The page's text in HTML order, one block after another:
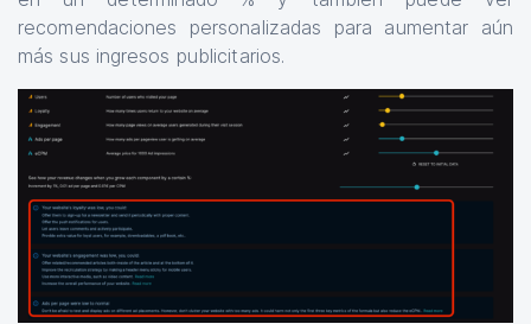
recomendaciones personalizadas para aumentar aún
más sus ingresos publicitarios.